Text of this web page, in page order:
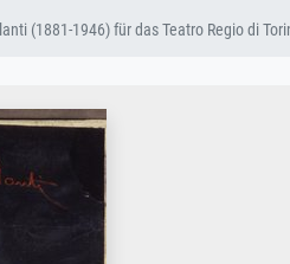
(1881-1946) für das Teatro Regio di